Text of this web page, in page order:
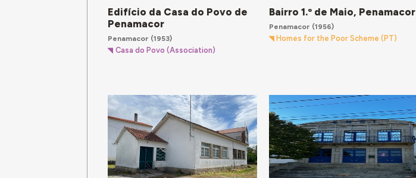
Edifício da Casa do Povo de
Penamacor
Penamacor (1953)
Casa do Povo (Association)
Bairro 1.º de Maio, Penamacor
Penamacor (1956)
Homes for the Poor Scheme (PT)